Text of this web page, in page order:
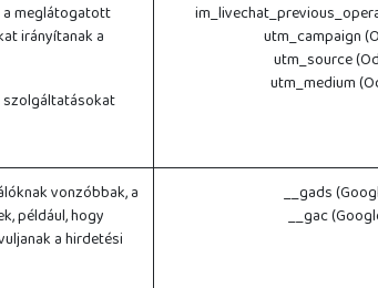
a meglátogatott
irányítanak a
szolgáltatásokat
utm_campaign
utm_source
utm_medium
vonzóbbak, a
például, hogy
a hirdetési
__gads
__gac